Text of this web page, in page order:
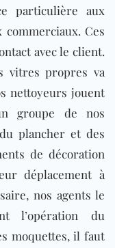
particulière aux
Ces
avec le client.
vitres propres va
nettoyeurs jouent
groupe de nos
plancher et des
de décoration
déplacement à
nos agents le
l’opération du
moquettes, il faut